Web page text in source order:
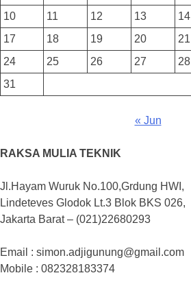
10
11 12 13 14
17
18 19 20 21
24
25 26 27 28
31
« Jun
RAKSA MULIA TEKNIK
Jl.Hayam Wuruk No.100,Grdung HWI,
Lindeteves Glodok Lt.3 Blok BKS 026,
Jakarta Barat – (021)22680293
Email : simon.adjigunung@gmail.com
Mobile : 082328183374